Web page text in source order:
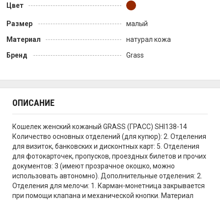
Цвет
Размер
малый
Материал
натурал кожа
Бренд
Grass
ОПИСАНИЕ
Кошелек женский кожаный GRASS (ГРАСС) SHI138-14
Количество основных отделений (для купюр): 2. Отделения
для визиток, банковских и дисконтных карт: 5. Отделения
для фотокарточек, пропусков, проездных билетов и прочих
документов: 3 (имеют прозрачное окошко, можно
использовать автономно). Дополнительные отделения: 2.
Отделения для мелочи: 1. Карман-монетница закрывается
при помощи клапана и механической кнопки. Материал